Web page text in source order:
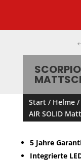
Start / Helme/
AIR SOLID
5 Jahre
Integrierte